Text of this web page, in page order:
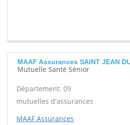
MAAF Assurances SAINT JEAN
Mutuelle Santé Sénior
Département: 09
mutuelles d'assurances
MAAF Assurances